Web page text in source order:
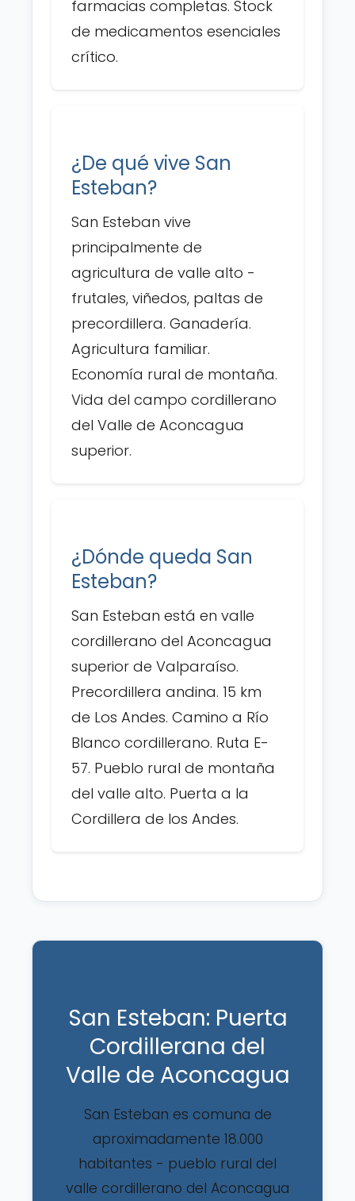
farmacias completas. Stock
de medicamentos esenciales
crítico.
¿De qué vive San
Esteban?
San Esteban vive
principalmente de
agricultura de valle alto -
frutales, viñedos, paltas de
precordillera. Ganadería.
Agricultura familiar.
Economía rural de montaña.
Vida del campo cordillerano
del Valle de Aconcagua
superior.
¿Dónde queda San
Esteban?
San Esteban está en valle
cordillerano del Aconcagua
superior de Valparaíso.
Precordillera andina. 15 km
de Los Andes. Camino a Río
Blanco cordillerano. Ruta E-
57. Pueblo rural de montaña
del valle alto. Puerta a la
Cordillera de los Andes.
San Esteban: Puerta
Cordillerana del
Valle de Aconcagua
San Esteban es comuna de
aproximadamente 18.000
habitantes - pueblo rural del
valle cordillerano del Aconcagua